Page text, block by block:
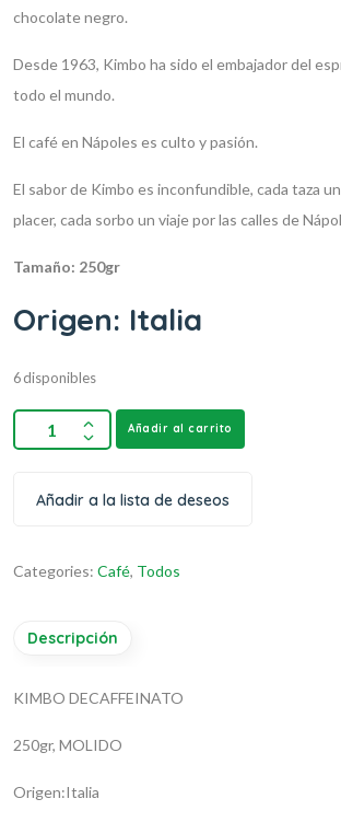
chocolate negro.
Desde 1963, Kimbo ha sido el embajador del
todo el mundo.
El café en Nápoles es culto y pasión.
El sabor de Kimbo es inconfundible, cada taza
placer, cada sorbo un viaje por las calles de
Tamaño: 250gr
Origen: Italia
6 disponibles
Añadir al carrito
Añadir a la lista de deseos
Categories: Café, Todos
Descripción
KIMBO DECAFFEINATO
250gr, MOLIDO
Origen:Italia